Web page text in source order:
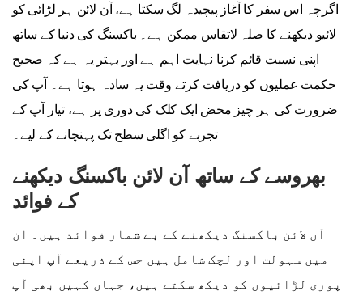
اگرچہ اس سفر کا آغاز پیچیدہ لگ سکتا ہے، آن لائن ہر لڑائی کو
لائیو دیکھنے کا صلہ لاتقاس ممکن ہے۔ باکسنگ کی دنیا کے ساتھ
اپنی نسبت قائم کرنا نہایت اہم ہے اور بہتر یہ ہے کہ صحیح
حکمت عملیوں کو دریافت کرتے وقت یہ سادہ ہوتا ہے۔ آپ کی
ضرورت کی ہر چیز محض ایک کلک کی دوری پر ہے، تیار آپ کے
تجربے کو اگلی سطح تک پہنچانے کے لیے۔
بھروسے کے ساتھ آن لائن باکسنگ دیکھنے
کے فوائد
آن لائن باکسنگ دیکھنے کے بے شمار فوائد ہیں۔ ان
میں سہولت اور لچک شامل ہیں جس کے ذریعے آپ اپنی
پوری لڑائیوں کو دیکھ سکتے ہیں، جہاں کہیں بھی آپ